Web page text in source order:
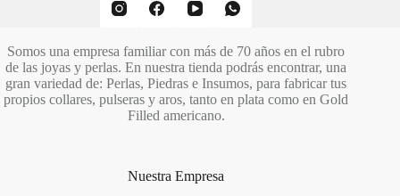
Somos una empresa familiar con más de 70 años en el rubro
de las joyas y perlas. En nuestra tienda podrás encontrar, una
gran variedad de: Perlas, Piedras e Insumos, para fabricar tus
propios collares, pulseras y aros, tanto en plata como en Gold
Filled americano.
Nuestra Empresa